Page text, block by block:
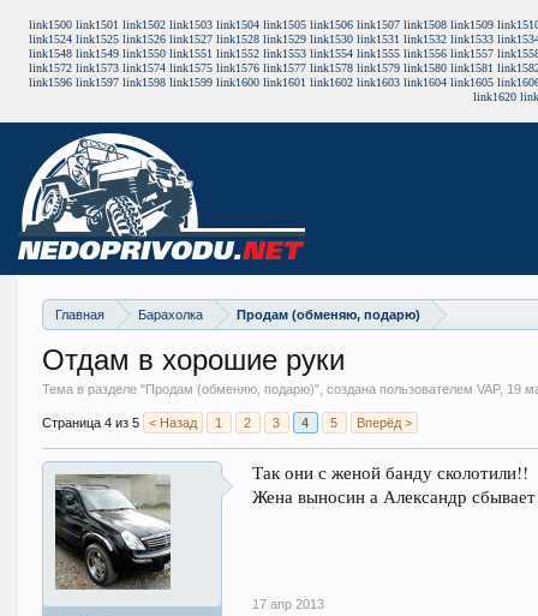
link1500 link1501 link1502 link1503 link1504 link1505 link1506 link1507 link1508 link1509
link1524 link1525 link1526 link1527 link1528 link1529 link1530 link1531 link1532 link1533
link1548 link1549 link1550 link1551 link1552 link1553 link1554 link1555 link1556 link1557
link1572 link1573 link1574 link1575 link1576 link1577 link1578 link1579 link1580 link1581
link1596 link1597 link1598 link1599 link1600 link1601 link1602 link1603 link1604 link1605
link1620
Главная Барахолка Продам (обменяю, подарю)
Отдам в хорошие руки
Тема в разделе "Продам (обменяю, подарю)", создана пользователем VAP, 19
Страница 4 из 5 < Назад 1 2 3 4 5 Вперёд >
Так они с женой банду сколотили!!
Жена выносин а Александр
17 апр 2013